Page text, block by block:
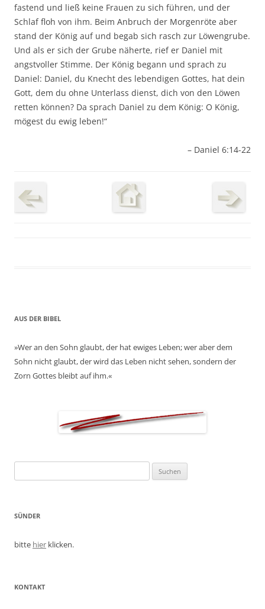
fastend und ließ keine Frauen zu sich führen, und der
Schlaf floh von ihm. Beim Anbruch der Morgenröte aber
stand der König auf und begab sich rasch zur Löwengrube.
Und als er sich der Grube näherte, rief er Daniel mit
angstvoller Stimme. Der König begann und sprach zu
Daniel: Daniel, du Knecht des lebendigen Gottes, hat dein
Gott, dem du ohne Unterlass dienst, dich von den Löwen
retten können? Da sprach Daniel zu dem König: O König,
mögest du ewig leben!“
– Daniel 6:14-22
AUS DER BIBEL
»Wer an den Sohn glaubt, der hat ewiges Leben; wer aber dem
Sohn nicht glaubt, der wird das Leben nicht sehen, sondern der
Zorn Gottes bleibt auf ihm.«
nach:
SÜNDER
bitte hier klicken.
KONTAKT